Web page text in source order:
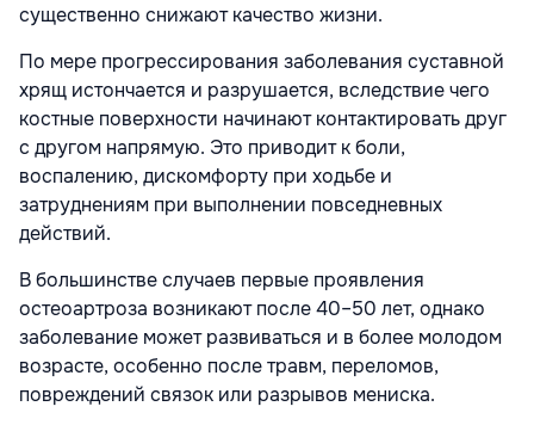
существенно снижают качество жизни.
По мере прогрессирования заболевания суставной
хрящ истончается и разрушается, вследствие чего
костные поверхности начинают контактировать друг
с другом напрямую. Это приводит к боли,
воспалению, дискомфорту при ходьбе и
затруднениям при выполнении повседневных
действий.
В большинстве случаев первые проявления
остеоартроза возникают после 40–50 лет, однако
заболевание может развиваться и в более молодом
возрасте, особенно после травм, переломов,
повреждений связок или разрывов мениска.